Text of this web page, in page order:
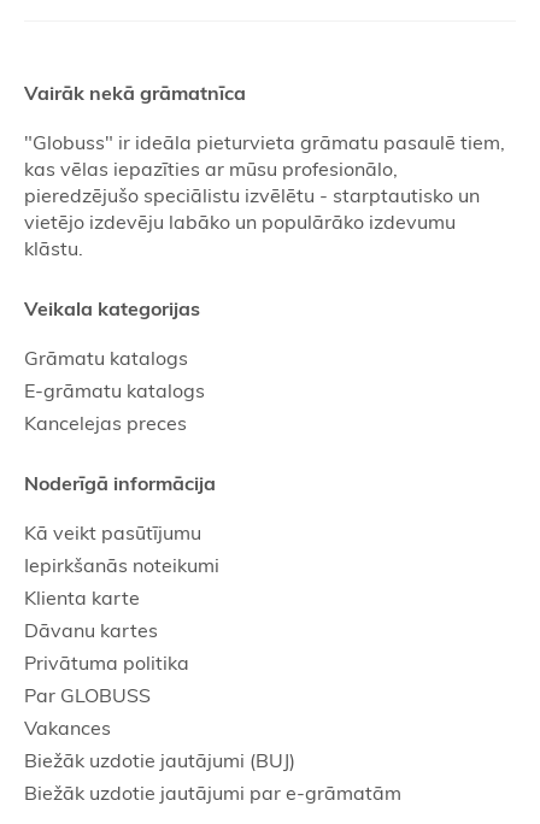
Vairāk nekā grāmatnīca
"Globuss" ir ideāla pieturvieta grāmatu pasaulē tiem,
kas vēlas iepazīties ar mūsu profesionālo,
pieredzējušo speciālistu izvēlētu - starptautisko un
vietējo izdevēju labāko un populārāko izdevumu
klāstu.
Veikala kategorijas
Grāmatu katalogs
E-grāmatu katalogs
Kancelejas preces
Noderīgā informācija
Kā veikt pasūtījumu
Iepirkšanās noteikumi
Klienta karte
Dāvanu kartes
Privātuma politika
Par GLOBUSS
Vakances
Biežāk uzdotie jautājumi (BUJ)
Biežāk uzdotie jautājumi par e-grāmatām